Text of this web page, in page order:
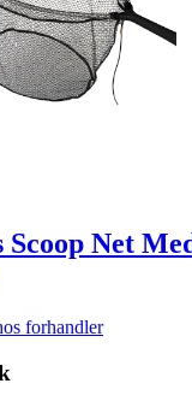
Scoop Net
forhandler